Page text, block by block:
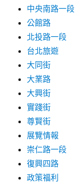
中央南路一段
公館路
北投路一段
台北旅遊
大同街
大業路
大興街
實踐街
尊賢街
展覽情報
崇仁路一段
復興四路
政策福利